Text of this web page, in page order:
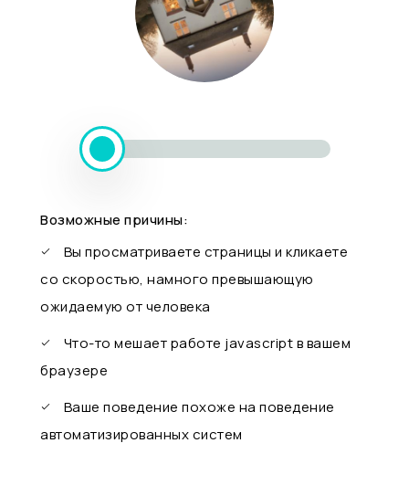
Возможные причины:
Вы просматриваете страницы и кликаете
со скоростью, намного превышающую
ожидаемую от человека
Что-то мешает работе javascript в вашем
браузере
Ваше поведение похоже на поведение
автоматизированных систем